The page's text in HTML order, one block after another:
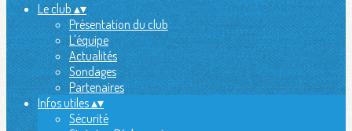
Le club▴▾
Présentation du club
L'équipe
Actualités
Sondages
Partenaires
Infos utiles▴▾
Sécurité